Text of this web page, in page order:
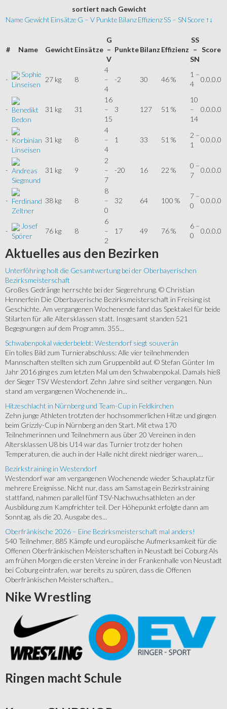
sortiert nach Gewicht
Name Gewicht Einsätze G – V Punkte BilanzEffizienzSS – SNScore ↑↓
# Name Gewicht Einsätze
G
–
V
PunkteBilanz Effizienz
SS
–
SN
Score
-
Sophie
Linseisen
27 kg 8
4
–
4
-2 30 46 %
1 –
4
0.0.0.0
- Benedikt
Bedon
31 kg 31
16
–
15
3 127 51 %
10
–
14
0.0.0.0
- Korbinian
Linseisen
31 kg 8
4
–
4
1 33 51 %
2 –
1
0.0.0.0
- Andreas
Siegmund
31 kg 9
2
–
7
-20 16 22 %
0 –
7
0.0.0.0
- Ferdinand
Zeltner
38 kg 8
8
–
0
32 64 100 %
7 –
0
0.0.0.0
-
Josef
Spörer
76 kg 8
6
–
2
17 49 76 %
6 –
0
0.0.0.0
Aktuelles aus den Bezirken
Unterföhring holt die Gesamtwertung bei der Oberbayerischen
Bezirksmeisterschaft
Großes Gedränge herrschte bei der Siegerehrung. © Christian
Hennerfein Die Oberbayerische Bezirksmeisterschaft in Freising ist
Geschichte. Am vergangenen Wochenende fand das Spektakel für beide
Stilarten für alle Altersklassen statt. Insgesamt standen 521
Begegnungen auf dem Programm. 355...
Schwabenpokal wiederbelebt: Westendorf siegt souverän
Ein tolles Bild zum Turnierabschluss: Alle vier teilnehmenden
Mannschaften stellten sich zum Gruppenbild auf. © Stefan Günter Im
Jahr 2016 ging es zum letzten Mal um den Schwabenpokal. Damals hieß
der Sieger TSV Westendorf. Zehn Jahre sind seither vergangen. Nun
stand am vergangenen Wochenende in...
Hitzeschlacht in Nürnberg und Team-Cup in Feldkirchen
Zehn junge Athleten trotzten der hochsommerlichen Hitze und gingen
beim Grizzly-Cup in Nürnberg an den Start. Mit etwa 170
Teilnehmerinnen und Teilnehmern aus über 20 Vereinen in den
Altersklassen U8 bis U14 war das Turnier trotz der hohen
Temperaturen, die auch in der Halle nicht direkt niedriger waren,...
Bezirkstraining in Westendorf
Westendorf war am vergangenen Wochenende wieder Schauplatz für
mehrere Ereignisse. Nicht nur, dass am Samstag ein Bezirkstraining
stattfand, nahmen parallel fünf TSV-Nachwuchsathleten an der
Ausbildung zum Kampfrichter teil. Der Höhepunkt erfolgte dann am
Sonntag, als die 20. Ausgabe des...
Oberfränkische 2026 – Eine Bezirksmeisterschaft mal anders!
540 Teilnehmer, 885 Kämpfe und europäische Aufmerksamkeit für die
Offenen Oberfränkischen Meisterschaften in Neustadt bei Coburg Als
am frühen Morgen die ersten Vereine in der Frankenhalle von Neustadt
bei Coburg eintrafen, war bereits zu spüren, dass die Offenen
Oberfränkischen Meisterschaften...
Nike Wrestling
Ringen macht Schule